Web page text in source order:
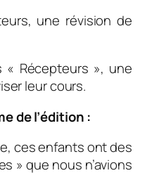
une révision de
« Récepteurs », une
leur cours.
de l’édition :
ces enfants ont des
» que nous n’avions